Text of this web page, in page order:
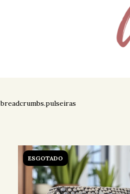
breadcrumbs.pulseiras
ESGOTADO